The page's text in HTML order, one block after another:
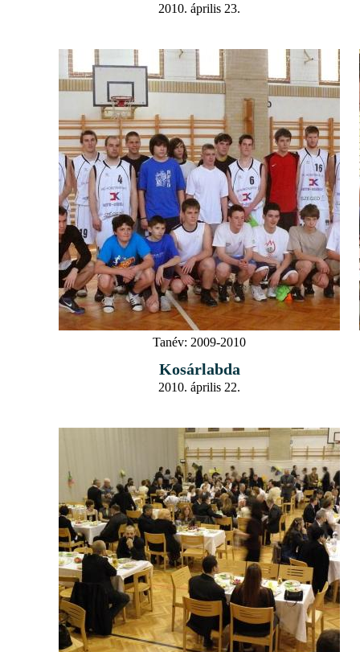
2010. április 23.
Tanév: 2009-2010
Kosárlabda
2010. április 22.